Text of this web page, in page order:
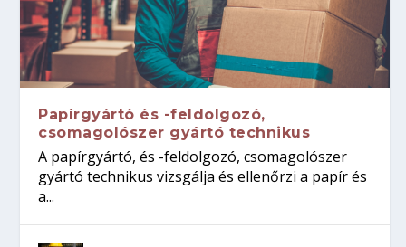
Papírgyártó és -feldolgozó,
csomagolószer gyártó technikus
A papírgyártó, és -feldolgozó, csomagolószer
gyártó technikus vizsgálja és ellenőrzi a papír és
a...